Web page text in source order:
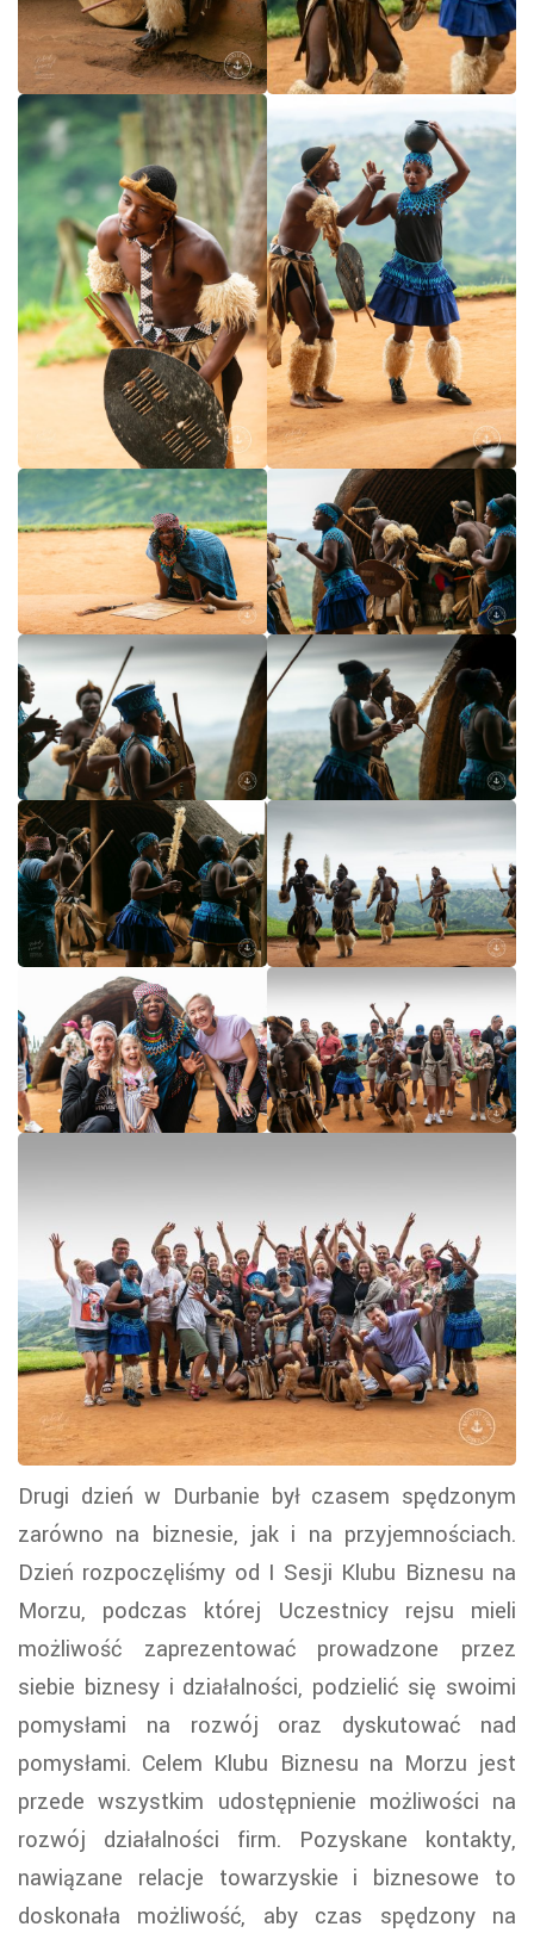
Drugi dzień w Durbanie był czasem spędzonym
zarówno na biznesie, jak i na przyjemnościach.
Dzień rozpoczęliśmy od I Sesji Klubu Biznesu na
Morzu, podczas której Uczestnicy rejsu mieli
możliwość zaprezentować prowadzone przez
siebie biznesy i działalności, podzielić się swoimi
pomysłami na rozwój oraz dyskutować nad
pomysłami. Celem Klubu Biznesu na Morzu jest
przede wszystkim udostępnienie możliwości na
rozwój działalności firm. Pozyskane kontakty,
nawiązane relacje towarzyskie i biznesowe to
doskonała możliwość, aby czas spędzony na